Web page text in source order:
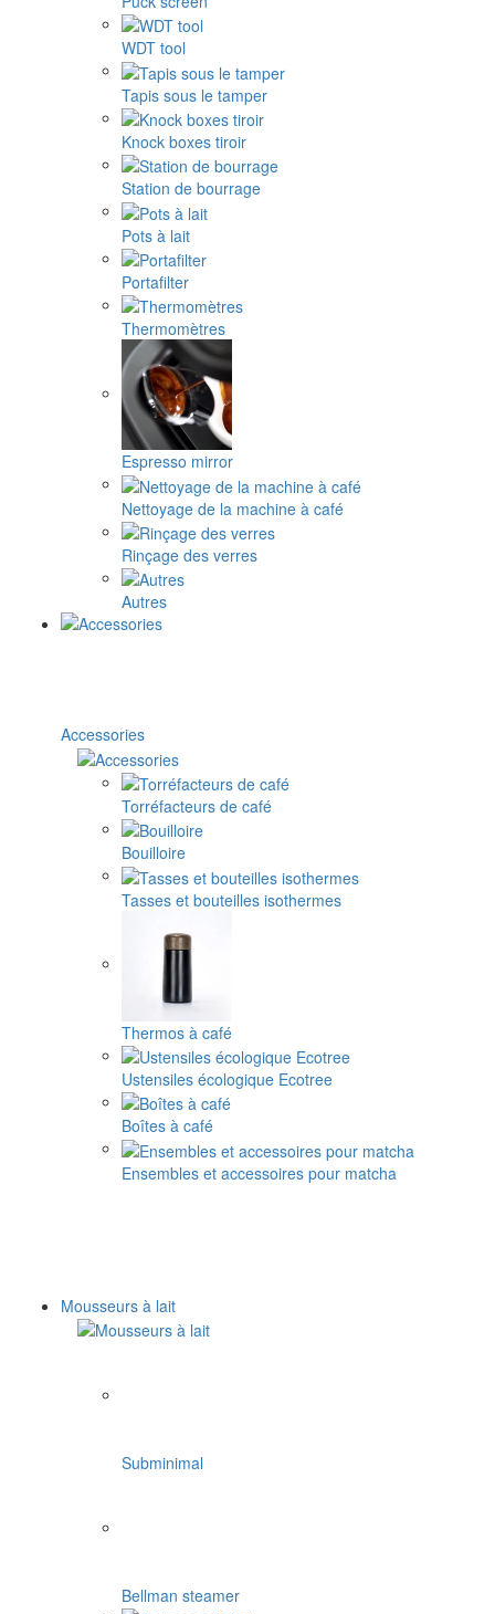
WDT tool
Tapis sous le tamper
Knock boxes tiroir
Station de bourrage
Pots à lait
Portafilter
Thermomètres
Espresso mirror
Nettoyage de la machine à café
Rinçage des verres
Autres
Accessories
Torréfacteurs de café
Bouilloire
Tasses et bouteilles isothermes
Thermos à café
Ustensiles écologique Ecotree
Boîtes à café
Ensembles et accessoires pour matcha
Mousseurs à lait
Subminimal
Bellman steamer